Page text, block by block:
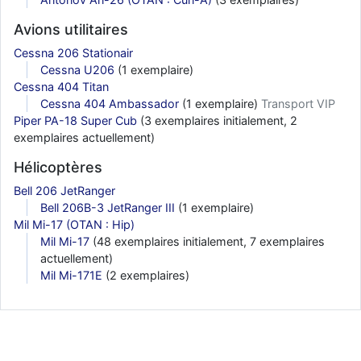
par terre
jericho: Ah ben je peux te confirmer que j'étais resté dans le filtre…
d9pouces: Désolé ! Mon filtrage a été un peu trop violent
manifestement
tout voir
Avions utilitaires
Cessna 206 Stationair
Cessna U206 (1 exemplaire)
Cessna 404 Titan
Cessna 404 Ambassador (1 exemplaire) Transport VIP
Piper PA-18 Super Cub (3 exemplaires initialement, 2
exemplaires actuellement)
Hélicoptères
Bell 206 JetRanger
Bell 206B-3 JetRanger III (1 exemplaire)
Mil Mi-17 (OTAN : Hip)
Mil Mi-17 (48 exemplaires initialement, 7 exemplaires
actuellement)
Mil Mi-171E (2 exemplaires)